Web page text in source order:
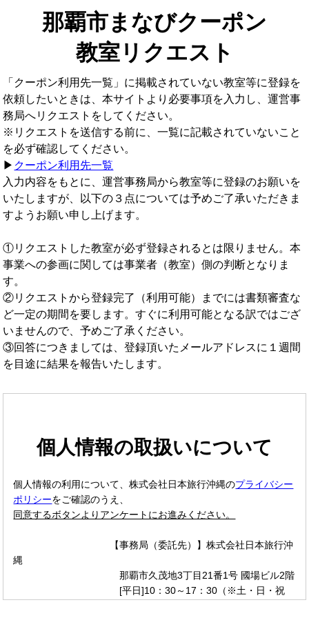
那覇市まなびクーポン
教室リクエスト
「クーポン利用先一覧」に掲載されていない教室等に登録を
依頼したいときは、本サイトより必要事項を入力し、運営事
務局へリクエストをしてください。
※リクエストを送信する前に、一覧に記載されていないこと
を必ず確認してください。
▶ クーポン利用先一覧
入力内容をもとに、運営事務局から教室等に登録のお願いを
いたしますが、以下の３点については予めご了承いただきま
すようお願い申し上げます。
①リクエストした教室が必ず登録されるとは限りません。本
事業への参画に関しては事業者（教室）側の判断となりま
す。
②リクエストから登録完了（利用可能）までには書類審査な
ど一定の期間を要します。すぐに利用可能となる訳ではござ
いませんので、予めご了承ください。
③回答につきましては、登録頂いたメールアドレスに１週間
を目途に結果を報告いたします。
個人情報の取扱いについて
個人情報の利用について、株式会社日本旅行沖縄のプライバシー
ポリシーをご確認のうえ、
同意するボタンよりアンケートにお進みください。
【事務局（委託先）】株式会社日本旅行沖
縄
那覇市久茂地3丁目21番1号 國場ビル2階
[平日]10：30～17：30（※土・日・祝